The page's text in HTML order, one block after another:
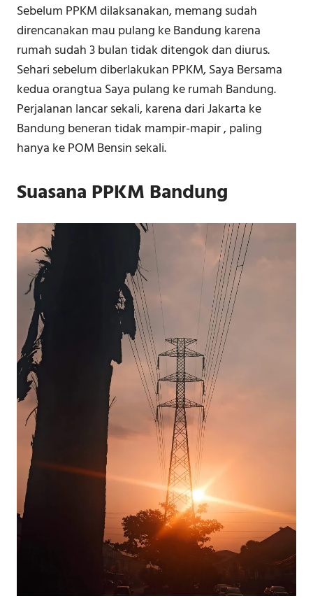
Sebelum PPKM dilaksanakan, memang sudah
direncanakan mau pulang ke Bandung karena
rumah sudah 3 bulan tidak ditengok dan diurus.
Sehari sebelum diberlakukan PPKM, Saya Bersama
kedua orangtua Saya pulang ke rumah Bandung.
Perjalanan lancar sekali, karena dari Jakarta ke
Bandung beneran tidak mampir-mapir , paling
hanya ke POM Bensin sekali.
Suasana PPKM Bandung